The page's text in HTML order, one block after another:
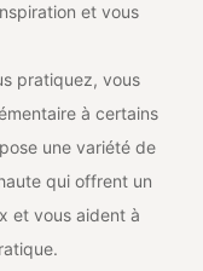
et vous
pratiquez, vous
à certains
une variété de
qui offrent un
et vous aident à